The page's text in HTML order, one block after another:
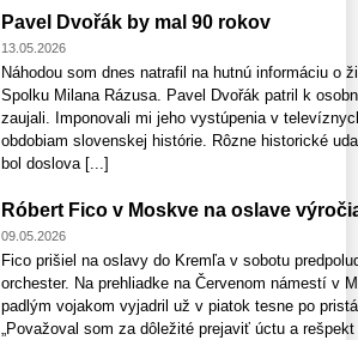
Pavel Dvořák by mal 90 rokov
13.05.2026
Náhodou som dnes natrafil na hutnú informáciu o
Spolku Milana Rázusa. Pavel Dvořák patril k
zaujali. Imponovali mi jeho vystúpenia v
obdobiam slovenskej histórie. Rôzne historické
bol doslova [...]
Róbert Fico v Moskve na oslave
09.05.2026
Fico prišiel na oslavy do Kremľa v sobotu
orchester. Na prehliadke na Červenom námestí v
padlým vojakom vyjadril už v piatok tesne po
„Považoval som za dôležité prejaviť úctu a